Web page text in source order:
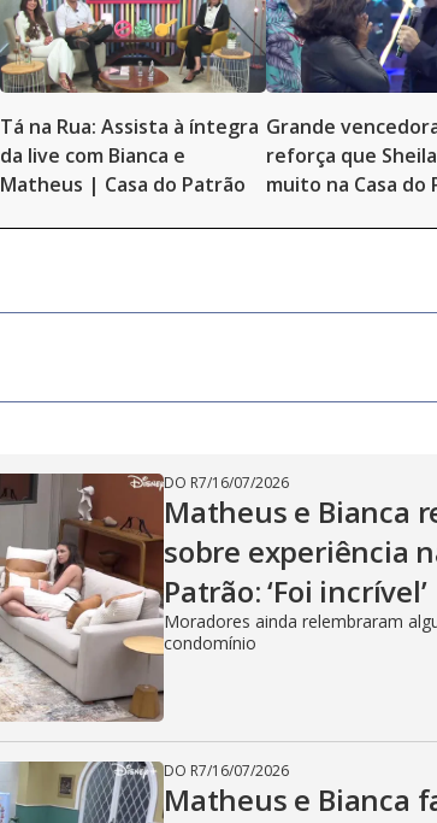
Tá na Rua: Assista à íntegra
da live com Bianca e
Matheus | Casa do Patrão
Grande
reforça que
muito na Casa do
DO R7/16/07/2026
Matheus e Bianca
sobre experiência
Patrão: ‘Foi incrível’
Moradores ainda relembraram
condomínio
DO R7/16/07/2026
Matheus e Bianca